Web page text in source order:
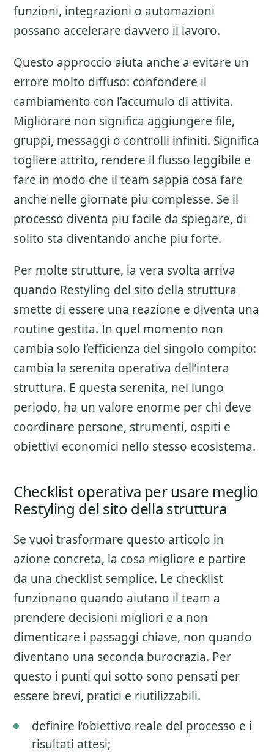
funzioni, integrazioni o automazioni
possano accelerare davvero il lavoro.
Questo approccio aiuta anche a evitare un
errore molto diffuso: confondere il
cambiamento con l’accumulo di attivita.
Migliorare non significa aggiungere file,
gruppi, messaggi o controlli infiniti. Significa
togliere attrito, rendere il flusso leggibile e
fare in modo che il team sappia cosa fare
anche nelle giornate piu complesse. Se il
processo diventa piu facile da spiegare, di
solito sta diventando anche piu forte.
Per molte strutture, la vera svolta arriva
quando Restyling del sito della struttura
smette di essere una reazione e diventa una
routine gestita. In quel momento non
cambia solo l’efficienza del singolo compito:
cambia la serenita operativa dell’intera
struttura. E questa serenita, nel lungo
periodo, ha un valore enorme per chi deve
coordinare persone, strumenti, ospiti e
obiettivi economici nello stesso ecosistema.
Checklist operativa per usare meglio
Restyling del sito della struttura
Se vuoi trasformare questo articolo in
azione concreta, la cosa migliore e partire
da una checklist semplice. Le checklist
funzionano quando aiutano il team a
prendere decisioni migliori e a non
dimenticare i passaggi chiave, non quando
diventano una seconda burocrazia. Per
questo i punti qui sotto sono pensati per
essere brevi, pratici e riutilizzabili.
definire l’obiettivo reale del processo e i
risultati attesi;